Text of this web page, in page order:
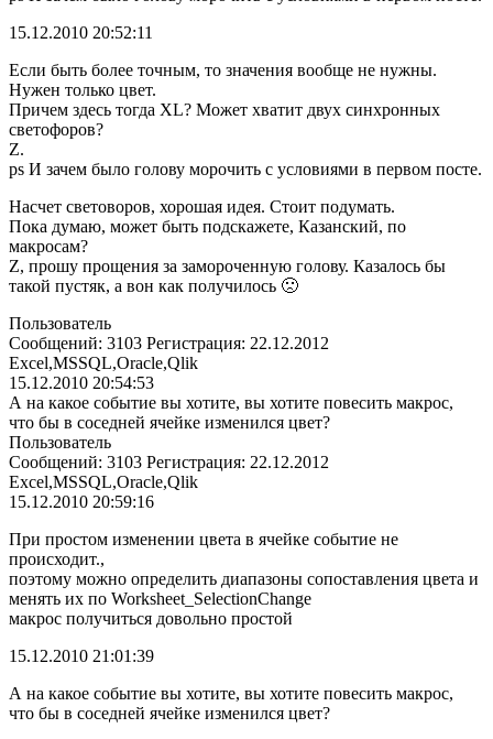
15.12.2010 20:52:11
Если быть более точным, то значения вообще не нужны.
Нужен только цвет.
Причем здесь тогда XL? Может хватит двух синхронных
светофоров?
Z.
ps И зачем было голову морочить с условиями в первом посте.
Насчет световоров, хорошая идея. Стоит подумать.
Пока думаю, может быть подскажете, Казанский, по
макросам?
Z, прошу прощения за замороченную голову. Казалось бы
такой пустяк, а вон как получилось 🙁
Пользователь
Сообщений: 3103 Регистрация: 22.12.2012
Excel,MSSQL,Oracle,Qlik
15.12.2010 20:54:53
А на какое событие вы хотите, вы хотите повесить макрос,
что бы в соседней ячейке изменился цвет?
Пользователь
Сообщений: 3103 Регистрация: 22.12.2012
Excel,MSSQL,Oracle,Qlik
15.12.2010 20:59:16
При простом изменении цвета в ячейке событие не
происходит.,
поэтому можно определить диапазоны сопоставления цвета и
менять их по Worksheet_SelectionChange
макрос получиться довольно простой
15.12.2010 21:01:39
А на какое событие вы хотите, вы хотите повесить макрос,
что бы в соседней ячейке изменился цвет?